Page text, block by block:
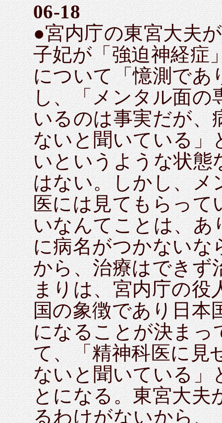
06-18
●宮内庁の東宮大夫
子妃が「強迫神経症
について「憶測であ
し、「メンタル面の
いるのは事実だが、
ないと聞いている」
いというような状態
はない。しかし、メ
医には見てもらって
いなんてことは、あ
に病名がつかないな
から、治療はできず
まりは、宮内庁の役
国の象徴であり日本
になることが決まっ
て、「精神科医に見
ないと聞いている」
とになる。東宮大夫
るわけがないから、